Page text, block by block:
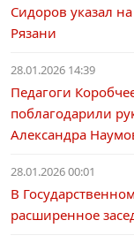
Сидоров указал
Рязани
28.01.2026 14:39
Педагоги
поблагодарили
Александра
28.01.2026 00:01
В
расширенное